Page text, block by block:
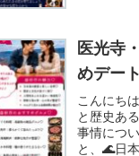
医光寺
めデー
こんにち
と歴史あ
事情につ
と、🌊日